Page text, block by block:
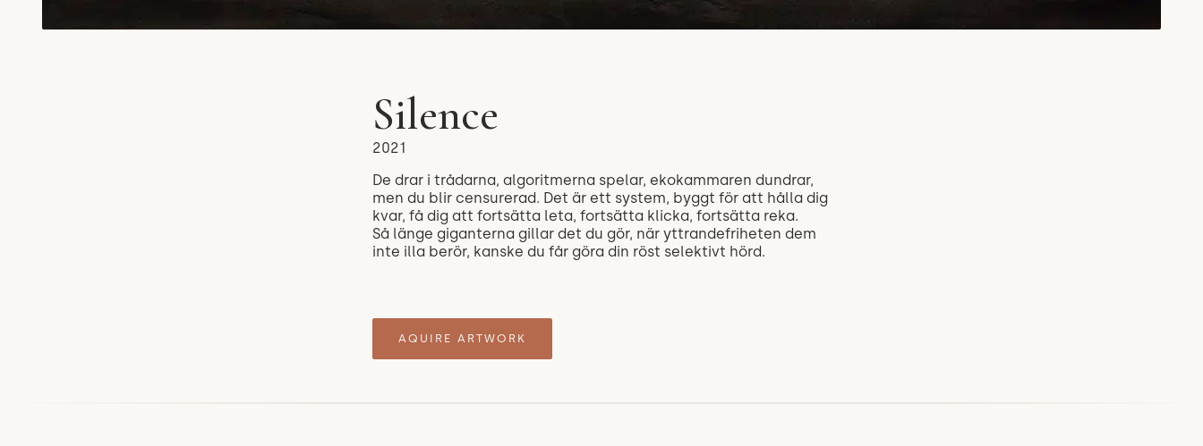
Silence
2021
De drar i trådarna, algoritmerna spelar, ekokammaren dundrar,
men du blir censurerad. Det är ett system, byggt för att hålla dig
kvar, få dig att fortsätta leta, fortsätta klicka, fortsätta reka.
Så länge giganterna gillar det du gör, när yttrandefriheten dem
inte illa berör, kanske du får göra din röst selektivt hörd.
AQUIRE ARTWORK